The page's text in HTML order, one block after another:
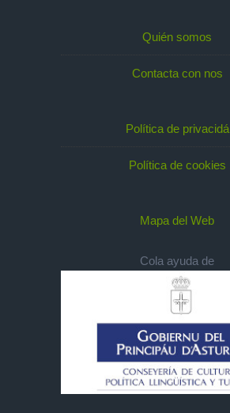
Quién somos
Contacta con nos
Política de privacidá
Política de cookies
Mapa del Web
Cola ayuda de